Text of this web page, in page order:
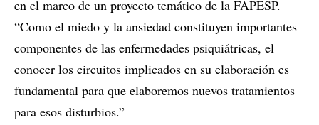
en el marco de un proyecto temático de la FAPESP.
“Como el miedo y la ansiedad constituyen importantes
componentes de las enfermedades psiquiátricas, el
conocer los circuitos implicados en su elaboración es
fundamental para que elaboremos nuevos tratamientos
para esos disturbios.”